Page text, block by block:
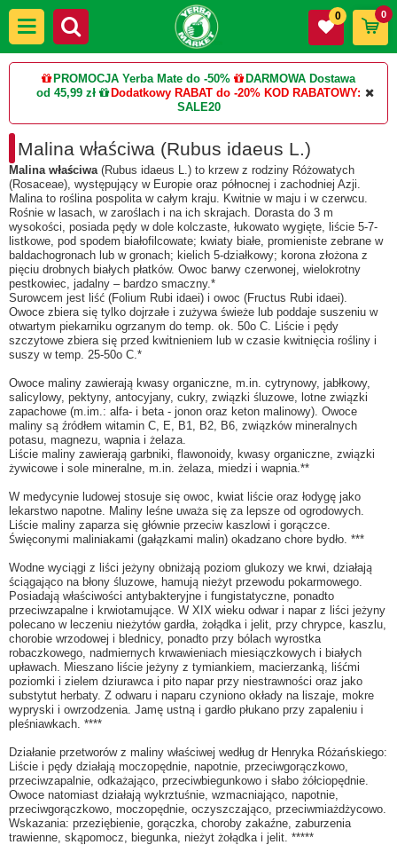
PROMOCJA Yerba Mate do -50%
DARMOWA Dostawa
od 45,99 zł
Dodatkowy RABAT do -20% KOD RABATOWY:
SALE20
0 0
Malina właściwa (Rubus idaeus L.)
Malina właściwa(Rubus idaeus L.) to krzew z rodziny Różowatych
(Rosaceae), występujący w Europie oraz północnej i zachodniej Azji.
Malina to roślina pospolita w całym kraju. Kwitnie w maju i w czerwcu.
Rośnie w lasach, w zaroślach i na ich skrajach. Dorasta do 3 m
wysokości, posiada pędy w dole kolczaste, łukowato wygięte, liście 5-7-
listkowe, pod spodem białofilcowate; kwiaty białe, promieniste zebrane w
baldachogronach lub w gronach; kielich 5-działkowy; korona złożona z
pięciu drobnych białych płatków. Owoc barwy czerwonej, wielokrotny
pestkowiec, jadalny – bardzo smaczny.*
Surowcem jest liść (Folium Rubi idaei) i owoc (Fructus Rubi idaei).
Owoce zbiera się tylko dojrzałe i zużywa świeże lub poddaje suszeniu w
otwartym piekarniku ogrzanym do temp. ok. 50o C. Liście i pędy
szczytowe zbiera się przed kwitnieniem lub w czasie kwitnięcia rośliny i
suszy w temp. 25-50o C.*
Owoce maliny zawierają kwasy organiczne, m.in. cytrynowy, jabłkowy,
salicylowy, pektyny, antocyjany, cukry, związki śluzowe, lotne związki
zapachowe (m.im.: alfa- i beta - jonon oraz keton malinowy). Owoce
maliny są źródłem witamin C, E, B1, B2, B6, związków mineralnych
potasu, magnezu, wapnia i żelaza.
Liście maliny zawierają garbniki, flawonoidy, kwasy organiczne, związki
żywicowe i sole mineralne, m.in. żelaza, miedzi i wapnia.**
W medycynie ludowej stosuje się owoc, kwiat liście oraz łodygę jako
lekarstwo napotne. Maliny leśne uważa się za lepsze od ogrodowych.
Liście maliny zaparza się głównie przeciw kaszlowi i gorączce.
Święconymi maliniakami (gałązkami malin) okadzano chore bydło. ***
Wodne wyciągi z liści jeżyny obniżają poziom glukozy we krwi, działają
ściągająco na błony śluzowe, hamują nieżyt przewodu pokarmowego.
Posiadają właściwości antybakteryjne i fungistatyczne, ponadto
przeciwzapalne i krwiotamujące. W XIX wieku odwar i napar z liści jeżyny
polecano w leczeniu nieżytów gardła, żołądka i jelit, przy chrypce, kaszlu,
chorobie wrzodowej i blednicy, ponadto przy bólach wyrostka
robaczkowego, nadmiernych krwawieniach miesiączkowych i białych
upławach. Mieszano liście jeżyny z tymiankiem, macierzanką, liśćmi
poziomki i zielem dziurawca i pito napar przy niestrawności oraz jako
substytut herbaty. Z odwaru i naparu czyniono okłady na liszaje, mokre
wypryski i owrzodzenia. Jamę ustną i gardło płukano przy zapaleniu i
pleśniawkach. ****
Działanie przetworów z maliny właściwej według dr Henryka Różańskiego:
Liście i pędy działają moczopędnie, napotnie, przeciwgorączkowo,
przeciwzapalnie, odkażająco, przeciwbiegunkowo i słabo żółciopędnie.
Owoce natomiast działają wykrztuśnie, wzmacniająco, napotnie,
przeciwgorączkowo, moczopędnie, oczyszczająco, przeciwmiażdżycowo.
Wskazania: przeziębienie, gorączka, choroby zakaźne, zaburzenia
trawienne, skąpomocz, biegunka, nieżyt żołądka i jelit. *****